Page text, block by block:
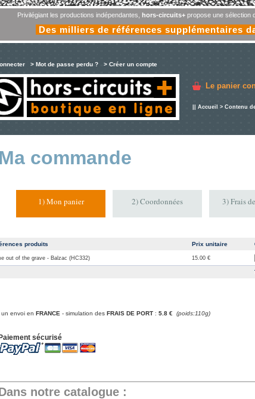
Privilégiant les productions indépendantes, hors-circuits+propose une sélection
Des milliers de références supplémentaires
> Mot de passe perdu ? > Créer un compte
Le panier
Accueil > Contenu
Ma commande
1) Mon panier 2) Coordonnées 3) Frais
produits Prix unitaire
out of the grave - Balzac (HC332) 15.00 €
un envoi en FRANCE - simulation des FRAIS DE PORT : 5.8 € (poids:110g)
Paiement sécurisé
notre catalogue :